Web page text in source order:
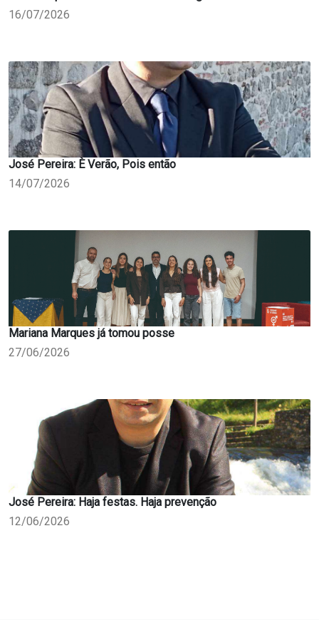
16/07/2026
José Pereira: È Verão, Pois então
14/07/2026
Mariana Marques já tomou posse
27/06/2026
José Pereira: Haja festas. Haja prevenção
12/06/2026